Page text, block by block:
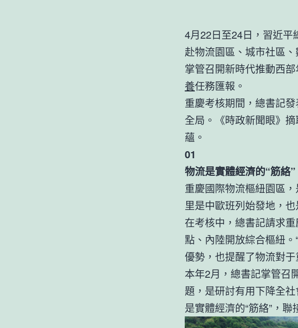
4月22日至24日，習近
赴物流園區、城市社區
掌管召開新時代推動西
養任務匯報。
重慶考核期間，總書記
全局。《時政新聞眼》
蘊。
01
物流是實體經濟的“筋絡”
重慶國際物流樞紐園區
里是中歐班列始發地，
在考核中，總書記請求
點、內陸開放綜合樞紐。
優勢，也提醒了物流對
本年2月，總書記掌管召
題，是研討有用下降全
是實體經濟的“筋絡”，